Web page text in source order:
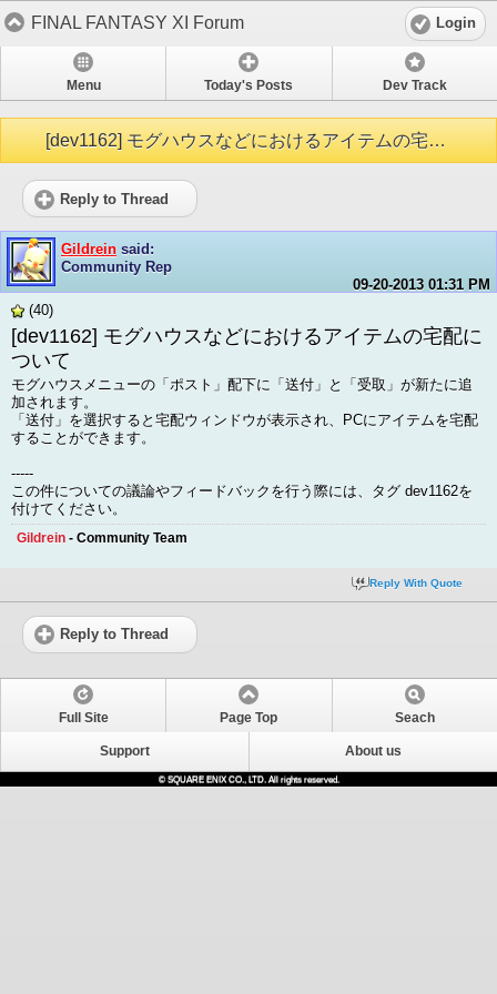
FINAL FANTASY XI Forum Login
Menu Today's Posts Dev Track
[dev1162] モグハウスなどにおけるアイテムの宅配について
Reply to Thread
Gildrein said:
Community Rep
09-20-2013 01:31 PM
(40)
[dev1162] モグハウスなどにおけるアイテムの宅配に
ついて
モグハウスメニューの「ポスト」配下に「送付」と「受取」が新たに追
加されます。
「送付」を選択すると宅配ウィンドウが表示され、PCにアイテムを宅配
することができます。
-----
この件についての議論やフィードバックを行う際には、タグ dev1162を
付けてください。
Gildrein - Community Team
Reply With Quote
Reply to Thread
Full Site Page Top Seach
Support About us
© SQUARE ENIX CO., LTD. All rights reserved.